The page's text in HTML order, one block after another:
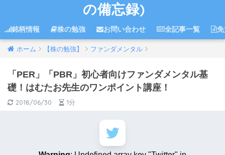
の備忘録)
銘柄情報 株の勉強 お問い合わせ 全記事一覧
ホーム 【株の勉強】 ファンダメンタル
「PER」「PBR」初心者向けファンダメンタル基
礎！はむたお先生のワンポイント講座！
2018/06/30 1分